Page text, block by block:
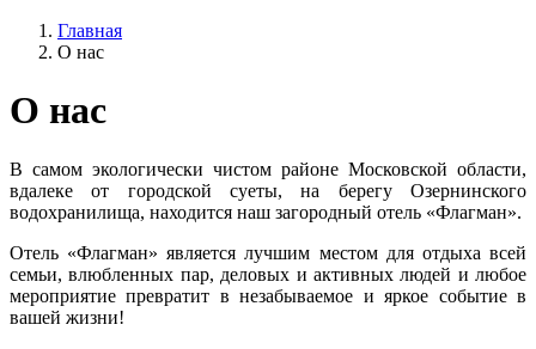
Главная
O нас
O нас
В самом экологически чистом районе Московской области,
вдалеке от городской суеты, на берегу Озернинского
водохранилища, находится наш загородный отель «Флагман».
Отель «Флагман» является лучшим местом для отдыха всей
семьи, влюбленных пар, деловых и активных людей и любое
мероприятие превратит в незабываемое и яркое событие в
вашей жизни!